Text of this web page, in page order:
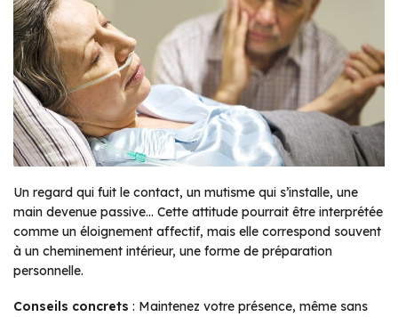
Un regard qui fuit le contact, un mutisme qui s’installe, une
main devenue passive… Cette attitude pourrait être interprétée
comme un éloignement affectif, mais elle correspond souvent
à un cheminement intérieur, une forme de préparation
personnelle.
Conseils concrets : Maintenez votre présence, même sans